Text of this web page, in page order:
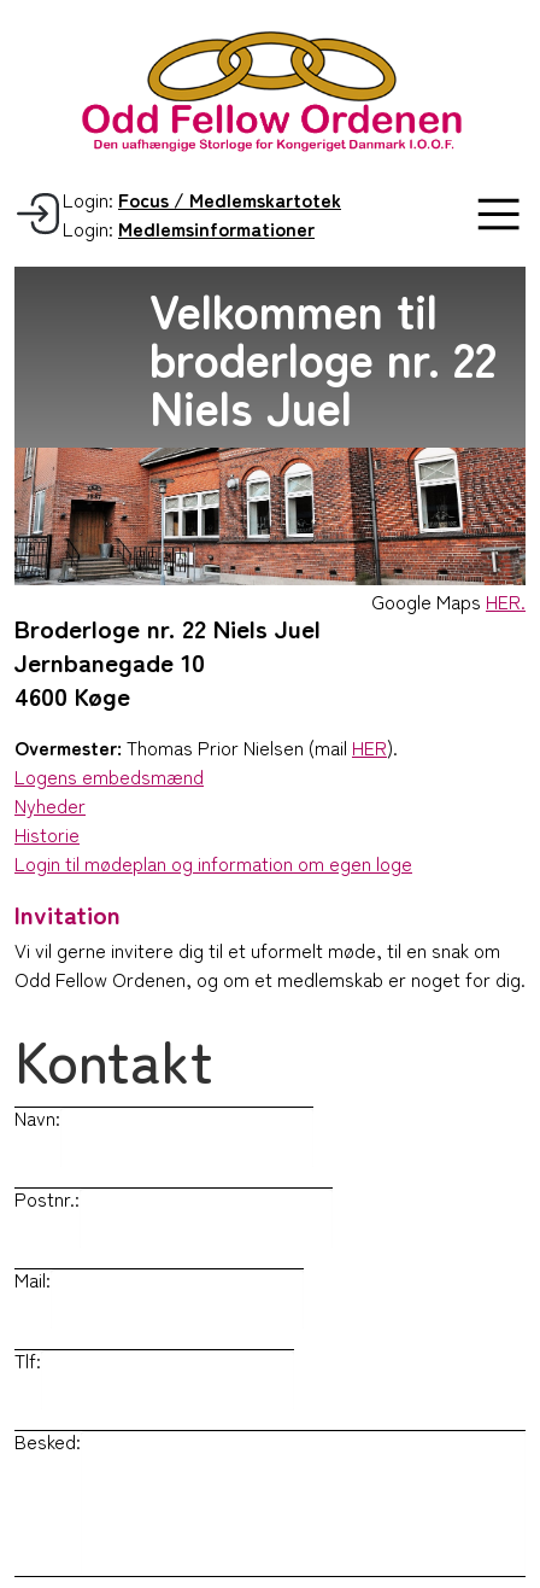
Login: Focus / Medlemskartotek
Login: Medlemsinformationer
Velkommen til
broderloge nr. 22
Niels Juel
Google Maps HER.
Broderloge nr. 22 Niels Juel
Jernbanegade 10
4600 Køge
Overmester: Thomas Prior Nielsen (mail HER).
Logens embedsmænd
Nyheder
Historie
Login til mødeplan og information om egen loge
Invitation
Vi vil gerne invitere dig til et uformelt møde, til en snak om
Odd Fellow Ordenen, og om et medlemskab er noget for dig.
Kontakt
Navn:
Postnr.:
Mail:
Tlf:
Besked: